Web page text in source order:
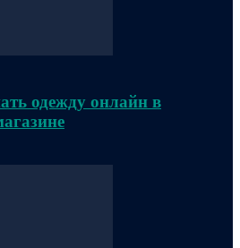
одежду онлайн в